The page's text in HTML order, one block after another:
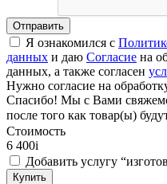
Отправить
Я ознакомился с
данных и даю Согласие на
данных, а также согласен
Нужно согласие на
Спасибо! Мы с Вами
после того как товар(ы)
Стоимость
6 400i
Добавить услугу
Купить